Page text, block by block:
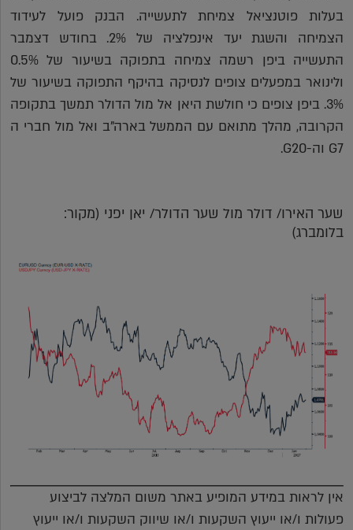
בעלות פוטנציאל צמיחת לתעשייה. הבנק פועל לעידוד
הצמיחה והשגת יעד אינפלציה של 2%. בחודש דצמבר
התעשייה ביפן רשמה צמיחה בתפוקה בשיעור של 0.5%
ולינואר במפעלים צופים לנסיקה בהיקף התפוקה בשיעור של
3%. ביפן צופים כי חולשת היאן אל מול הדולר תמשך בתקופה
הקרובה, מהלך מתואם עם הממשל בארה"ב ואל מול חברי ה
G7 וה-G20.
שער האירו/ דולר מול שער הדולר/ יאן יפני (מקור:
בלומברג)
אין לראות במידע המופיע באתר משום המלצה לביצוע
פעולות ו/או ייעוץ השקעות ו/או שיווק השקעות ו/או ייעוץ